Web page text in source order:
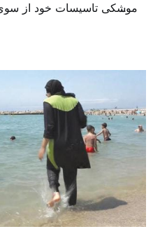
موشکی تاسیسات خود از
تکذیب کرد. رسانه های